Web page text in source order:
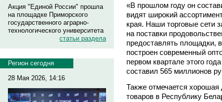
Акция "Единой России" прошла
на площадке Приморского
государственного аграрно-
технологического университета
статьи раздела
Регион сегодня
28 Мая 2026, 14:16
«В прошлом году он
видят широкий
края. Наши торговые сети
на поставки
предоставлять площадки,
построен современный
первом квартале этого
составил 565 миллионов
Также отмечается хорошая
товаров в Республику